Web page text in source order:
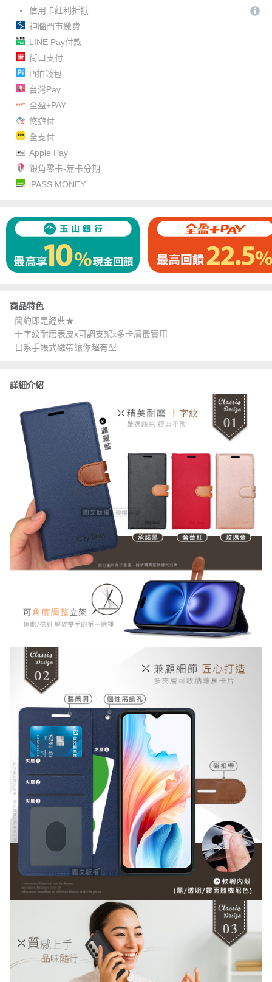
信用卡紅利折抵
神腦門市繳費
LINE Pay付款
街口支付
Pi拍錢包
台灣Pay
全盈+PAY
悠遊付
全支付
Apple Pay
銀角零卡-無卡分期
iPASS MONEY
商品特色
簡約即是經典★
十字紋耐磨表皮x可調支架x多卡層最實用
日系手帳式磁帶讓你超有型
詳細介紹